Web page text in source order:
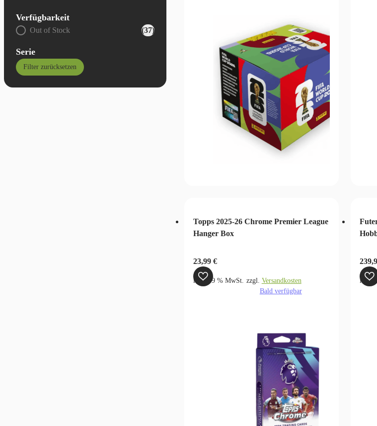
Topps 2025-26 Chrome Premier League
Hanger Box
23,99 €
inkl. 19 % MwSt. zzgl. Versandkosten
Bald verfügbar
inkl.
Verfügbarkeit
Allgemein - Verfügbarkeit
Out of Stock (37)
Serie
Filter zurücksetzen